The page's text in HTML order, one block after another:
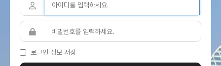
로그인 정보 저장